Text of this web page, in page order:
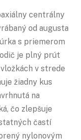
centrálny
od augusta
s priemerom
je plný prút
v strede
žiadny kus
na
čo zlepšuje
častí
nylonovým